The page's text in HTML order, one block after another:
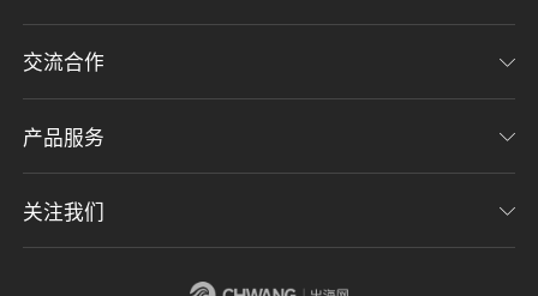
关于我们
加入我们
隐私协议
交流合作
联系我们
意见反馈
产品服务
CHWE全球跨境电商展
关注我们